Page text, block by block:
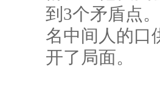
到3个矛盾点
名中间人的口
开了局面。